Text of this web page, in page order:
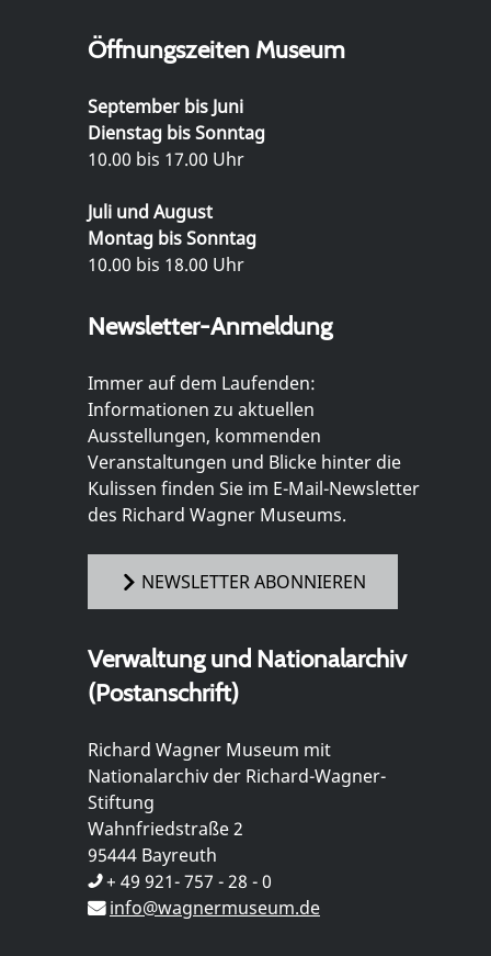
Öffnungszeiten Museum
September bis Juni
Dienstag bis Sonntag
10.00 bis 17.00 Uhr
Juli und August
Montag bis Sonntag
10.00 bis 18.00 Uhr
Newsletter-Anmeldung
Immer auf dem Laufenden:
Informationen zu aktuellen
Ausstellungen, kommenden
Veranstaltungen und Blicke hinter die
Kulissen finden Sie im E-Mail-Newsletter
des Richard Wagner Museums.
NEWSLETTER ABONNIEREN
Verwaltung und Nationalarchiv
(Postanschrift)
Richard Wagner Museum mit
Nationalarchiv der Richard-Wagner-
Stiftung
Wahnfriedstraße 2
95444 Bayreuth
+ 49 921- 757 - 28 - 0
info@wagnermuseum.de